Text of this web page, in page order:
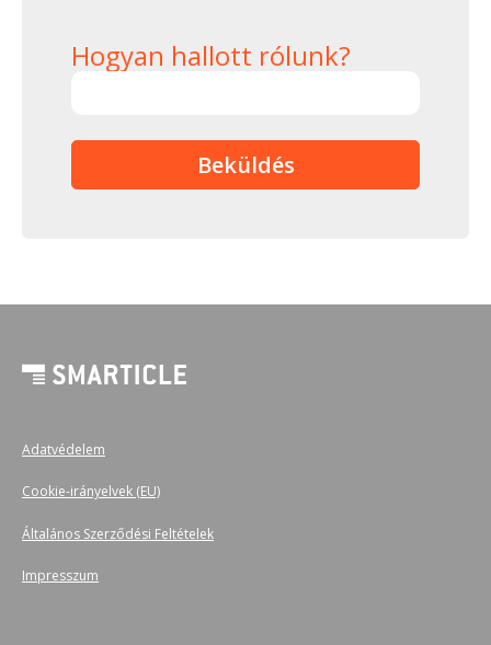
Hogyan hallott rólunk?
Adatvédelem
Cookie-irányelvek (EU)
Általános Szerződési Feltételek
Impresszum